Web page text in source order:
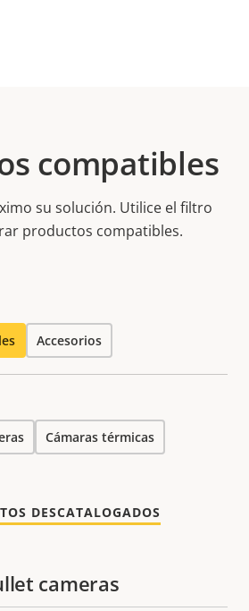
compatibles
su solución. Utilice el filtro
productos compatibles.
Accesorios
Cámaras térmicas
DESCATALOGADOS
cameras